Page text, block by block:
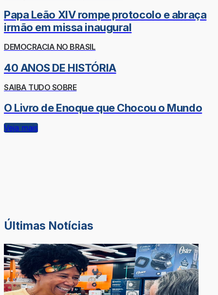
Papa Leão XIV rompe protocolo e abraça
irmão em missa inaugural
DEMOCRACIA NO BRASIL
40 ANOS DE HISTÓRIA
SAIBA TUDO SOBRE
O Livro de Enoque que Chocou o Mundo
Veja mais
Últimas Notícias